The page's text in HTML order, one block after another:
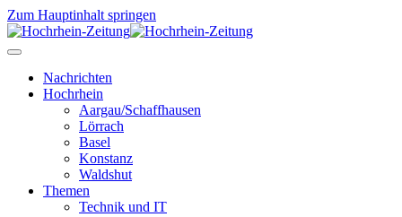
Zum Hauptinhalt springen
Nachrichten
Hochrhein
Aargau/Schaffhausen
Lörrach
Basel
Konstanz
Waldshut
Themen
Technik und IT